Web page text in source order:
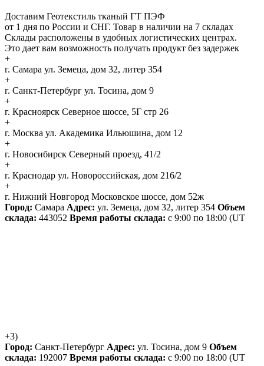
Доставим Геотекстиль тканый ГТ ПЭФ
от 1 дня по России и СНГ. Товар в наличии на 7 складах
Склады расположены в удобных логистических центрах.
Это дает вам возможность получать продукт без задержек
+
г. Самара ул. Земеца, дом 32, литер 354
+
г. Санкт-Петербург ул. Тосина, дом 9
+
г. Красноярск Северное шоссе, 5Г стр 26
+
г. Москва ул. Академика Ильюшина, дом 12
+
г. Новосибирск Северный проезд, 41/2
+
г. Краснодар ул. Новороссийская, дом 216/2
+
г. Нижний Новгород Московское шоссе, дом 52ж
Город: Самара Адрес: ул. Земеца, дом 32, литер 354 Объем
склада: 443052 Время работы склада: с 9:00 по 18:00 (UT
+3)
Город: Санкт-Петербург Адрес: ул. Тосина, дом 9 Объем
склада: 192007 Время работы склада: с 9:00 по 18:00 (UT